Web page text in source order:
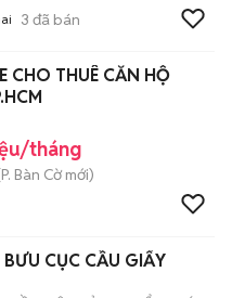
3 đã bán
CHO THUÊ CĂN HỘ
tháng
P. Bàn Cờmới)
CỤC CẦU GIẤY